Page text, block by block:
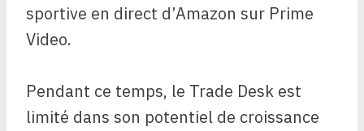
sportive en direct d’Amazon sur Prime
Video.
Pendant ce temps, le Trade Desk est
limité dans son potentiel de croissance